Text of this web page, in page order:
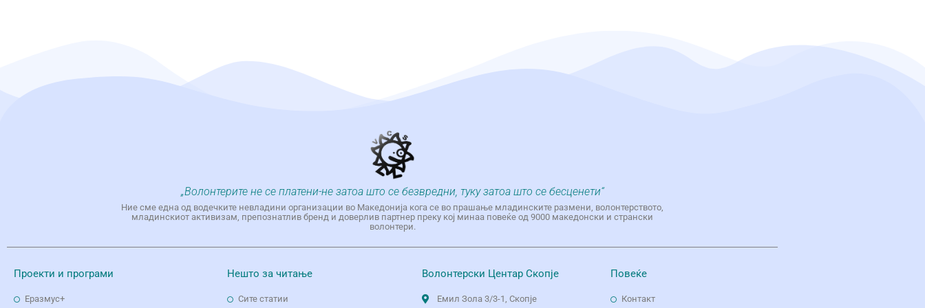
„Волонтерите не се платени-не затоа што се безвредни, туку затоа што се бесценети“
Ние сме една од водечките невладини организации во Македонија кога се во прашање младинските размени, волонтерството,
младинскиот активизам, препознатлив бренд и доверлив партнер преку кој минаа повеќе од 9000 македонски и странски
волонтери.
Проекти и програми
Еразмус+
Нешто за читање
Сите статии
Волонтерски Центар Скопје
Емил Зола 3/3-1, Скопје
Повеќе
Контакт